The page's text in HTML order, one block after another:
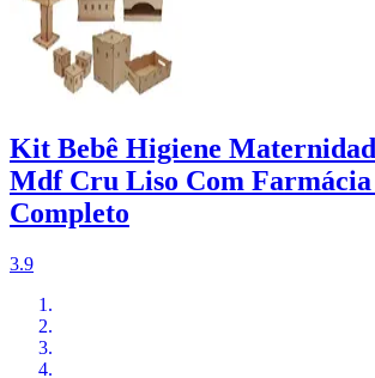
Kit Bebê Higiene
Mdf Cru Liso Com Farmácia
Completo
3.9